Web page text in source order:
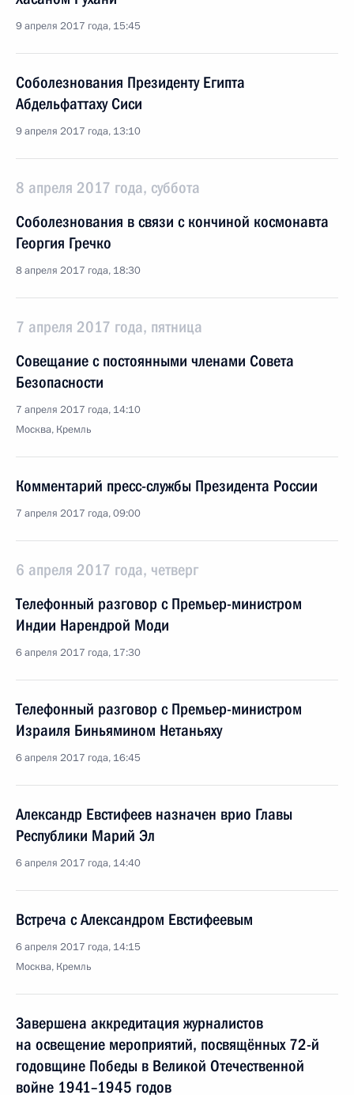
9 апреля 2017 года, 15:45
Соболезнования Президенту Египта
Абдельфаттаху Сиси
9 апреля 2017 года, 13:10
8 апреля 2017 года, суббота
Соболезнования в связи с кончиной космонавта
Георгия Гречко
8 апреля 2017 года, 18:30
7 апреля 2017 года, пятница
Совещание с постоянными членами Совета
Безопасности
7 апреля 2017 года, 14:10
Москва, Кремль
Комментарий пресс-службы Президента России
7 апреля 2017 года, 09:00
6 апреля 2017 года, четверг
Телефонный разговор с Премьер-министром
Индии Нарендрой Моди
6 апреля 2017 года, 17:30
Телефонный разговор с Премьер-министром
Израиля Биньямином Нетаньяху
6 апреля 2017 года, 16:45
Александр Евстифеев назначен врио Главы
Республики Марий Эл
6 апреля 2017 года, 14:40
Встреча с Александром Евстифеевым
6 апреля 2017 года, 14:15
Москва, Кремль
Завершена аккредитация журналистов
на освещение мероприятий, посвящённых 72-й
годовщине Победы в Великой Отечественной
войне 1941–1945 годов